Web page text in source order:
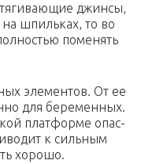
джин­сы,
шпиль­ках, то во
поме­нять
эле­мен­тов. От ее
для бере­мен­ных.
плат­фор­ме опас­
к силь­ным
хорошо.